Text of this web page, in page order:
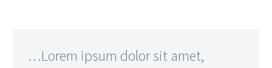
…Lorem ipsum dolor sit amet,